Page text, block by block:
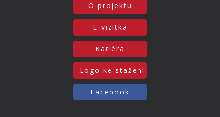
O projektu
E-vizitka
Kariéra
Logo ke stažení
Facebook